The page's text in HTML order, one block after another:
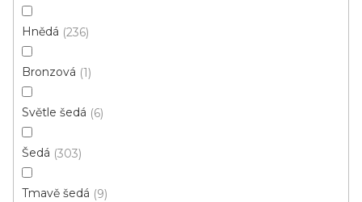
Hnědá 236
Bronzová 1
Světle šedá 6
Šedá 303
Tmavě šedá 9
312 Kč/ m2
4 m